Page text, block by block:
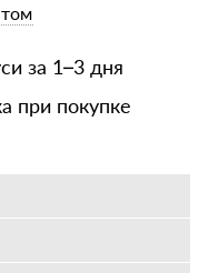
за 1–3 дня
при покупке